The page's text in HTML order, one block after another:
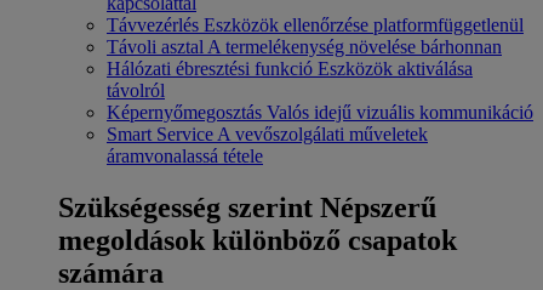
Távvezérlés Eszközök ellenőrzése platformfüggetlenül
Távoli asztal A termelékenység növelése bárhonnan
Hálózati ébresztési funkció Eszközök aktiválása
távolról
Képernyőmegosztás Valós idejű vizuális kommunikáció
Smart Service A vevőszolgálati műveletek
áramvonalassá tétele
Szükségesség szerint Népszerű
megoldások különböző csapatok
számára